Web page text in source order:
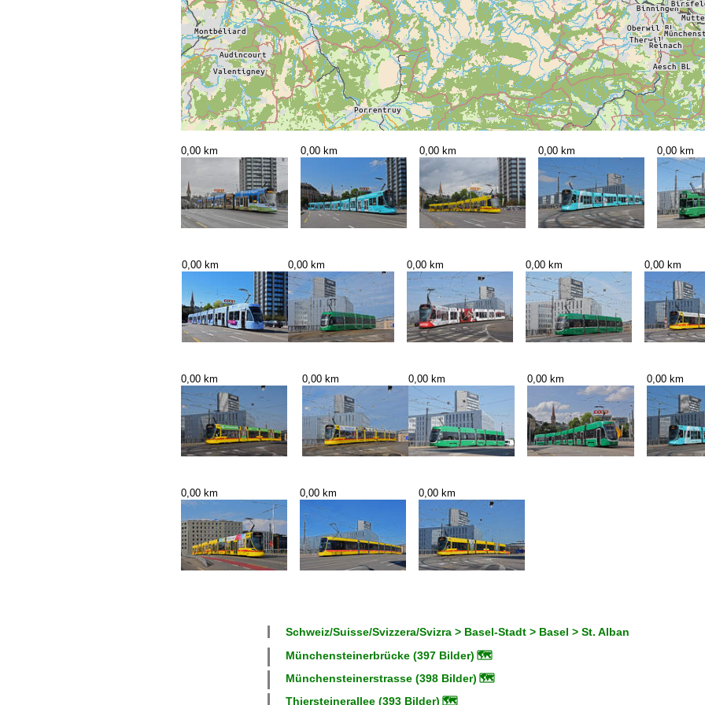
0,00 km 0,00 km 0,00 km 0,00 km 0,00 km
0,00 km 0,00 km 0,00 km 0,00 km 0,00 km
0,00 km 0,00 km 0,00 km 0,00 km 0,00 km
0,00 km 0,00 km 0,00 km
Schweiz/Suisse/Svizzera/Svizra > Basel-Stadt > Basel > St. Alban
Münchensteinerbrücke (397 Bilder) 🗺
Münchensteinerstrasse (398 Bilder) 🗺
Thiersteinerallee (393 Bilder) 🗺